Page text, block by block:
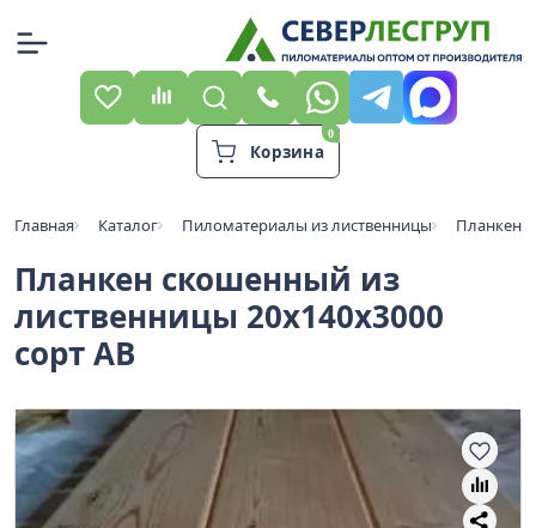
Корзина
Главная Каталог Пиломатериалы из лиственницы Планкен
Планкен скошенный из
лиственницы 20x140х3000
сорт АВ